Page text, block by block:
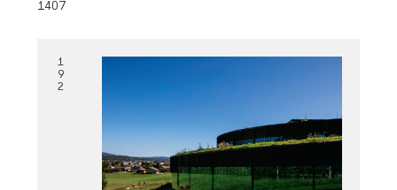
1407
1
9
2